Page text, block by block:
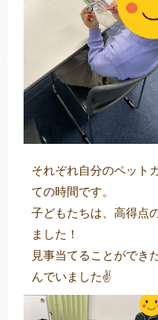
それぞれ自分のペット
ての時間です。
子どもたちは、高得点
ました！
見事当てることができ
んでいました✌️